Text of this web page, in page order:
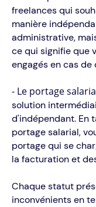
freelances qui
manière
administrative,
ce qui signifie que
engagés en cas
- Le portage
solution
d'indépendant. En
portage salarial,
portage qui se
la facturation et
Chaque statut
inconvénients en